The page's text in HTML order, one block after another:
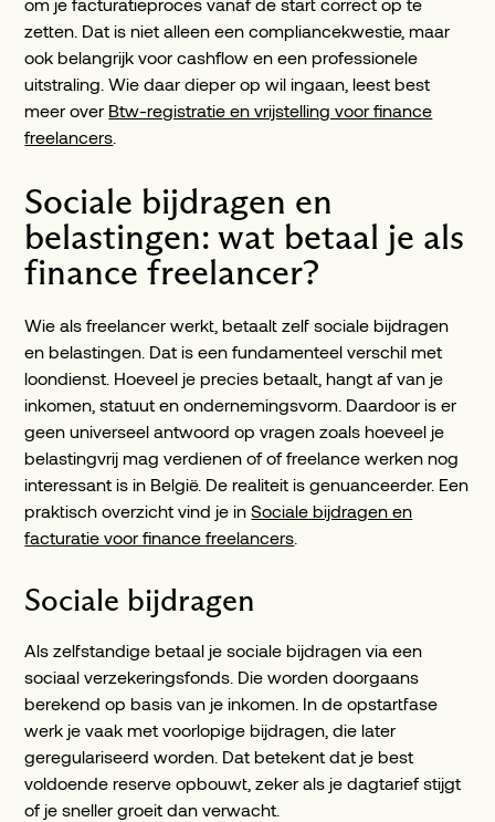
zetten. Dat is niet alleen een compliancekwestie, maar
ook belangrijk voor cashflow en een professionele
uitstraling. Wie daar dieper op wil ingaan, leest best
meer over Btw-registratie en vrijstelling voor finance
freelancers
Sociale bijdragen en
belastingen: wat betaal je als
finance freelancer?
Wie als freelancer werkt, betaalt zelf sociale bijdragen
en belastingen. Dat is een fundamenteel verschil met
loondienst. Hoeveel je precies betaalt, hangt af van je
inkomen, statuut en ondernemingsvorm. Daardoor is er
geen universeel antwoord op vragen zoals hoeveel je
belastingvrij mag verdienen of of freelance werken nog
interessant is in België. De realiteit is genuanceerder. Een
praktisch overzicht vind je inSociale bijdragen en
facturatie voor finance freelancers
Sociale bijdragen
Als zelfstandige betaal je sociale bijdragen via een
sociaal verzekeringsfonds. Die worden doorgaans
berekend op basis van je inkomen. In de opstartfase
werk je vaak met voorlopige bijdragen, die later
geregulariseerd worden. Dat betekent dat je best
voldoende reserve opbouwt, zeker als je dagtarief stijgt
of je sneller groeit dan verwacht.